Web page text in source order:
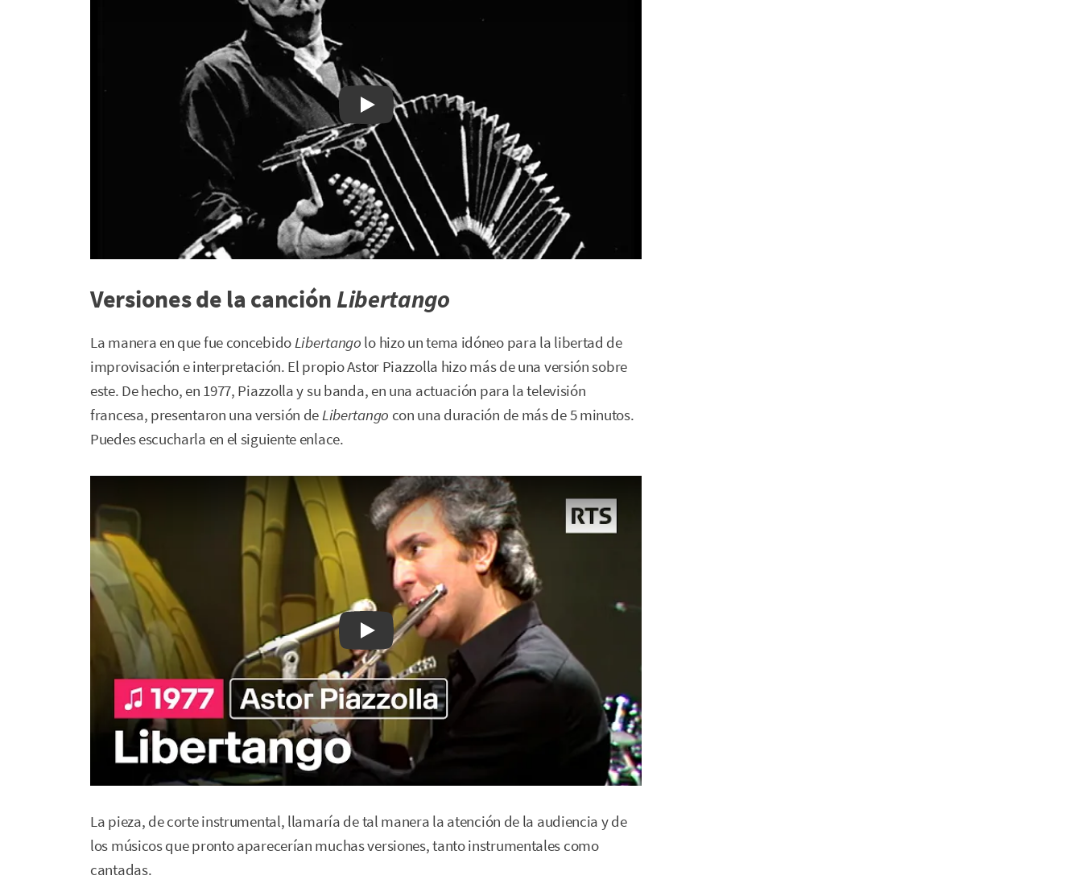
Watch on YouTube
Versiones de la canción Libertango
La manera en que fue concebido Libertango lo hizo un tema idóneo para la libertad de
improvisación e interpretación. El propio Astor Piazzolla hizo más de una versión sobre
este. De hecho, en 1977, Piazzolla y su banda, en una actuación para la televisión
francesa, presentaron una versión de Libertango con una duración de más de 5 minutos.
Puedes escucharla en el siguiente enlace.
Watch on YouTube
La pieza, de corte instrumental, llamaría de tal manera la atención de la audiencia y de
los músicos que pronto aparecerían muchas versiones, tanto instrumentales como
cantadas.